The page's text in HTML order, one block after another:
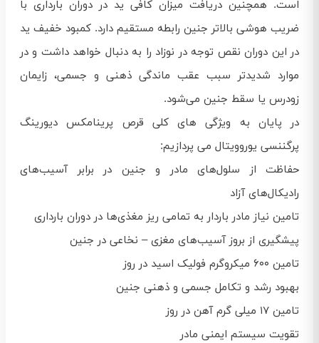
است. همچنین دریافت میزان کافی ید در دوران بارداری با
ضریب هوشی بالاتر جنین رابطه مستقیم دارد. کمبود خفیف ید
در این دوران نقص توجه در نوزاد را به دنبال خواهد داشت و در
موارد شدیدتر سبب عقب ماندگی ذهنی و جسمی، زایمان
زودرس یا سقط جنین می‌شود.
در پایان به ویژگی های کلی قرص پرینامکس دیورینگ
پرگننسی یوروویتال می پردازیم:
حفاظت از سلول‌های مادر و جنین در برابر آسیب‌های
رادیکال‌های آزاد
تامین نیاز مادر باردار به تمامی ریز مغذی‌ها در دوران بارداری
پیشگیری از بروز آسیب‌های مغزی – نخاعی در جنین
تامین ۶۰۰ میکروگرم فولیک اسید در روز
بهبود رشد و تکامل جسمی و ذهنی جنین
تامین ۱۷ میلی گرم آهن در روز
تقویت سیستم ایمنی مادر